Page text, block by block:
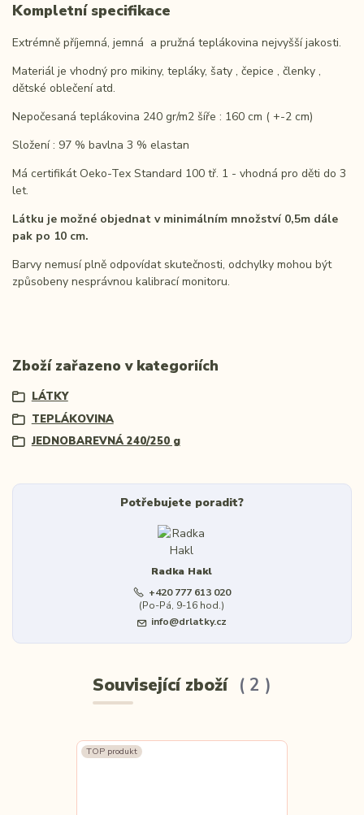
Kompletní specifikace
Extrémně příjemná, jemná a pružná teplákovina nejvyšší jakosti.
Materiál je vhodný pro mikiny, tepláky, šaty , čepice , členky ,
dětské oblečení atd.
Nepočesaná teplákovina 240 gr/m2 šíře : 160 cm ( +-2 cm)
Složení : 97 % bavlna 3 % elastan
Má certifikát Oeko-Tex Standard 100 tř. 1 - vhodná pro děti do 3
let.
Látku je možné objednat v minimálním množství 0,5m dále
pak po 10 cm.
Barvy nemusí plně odpovídat skutečnosti, odchylky mohou být
způsobeny nesprávnou kalibrací monitoru.
Zboží zařazeno v kategoriích
LÁTKY
TEPLÁKOVINA
JEDNOBAREVNÁ 240/250 g
Potřebujete poradit?
Radka Hakl
+420 777 613 020
(Po-Pá, 9-16 hod.)
info@drlatky.cz
Související zboží 2
TOP produkt